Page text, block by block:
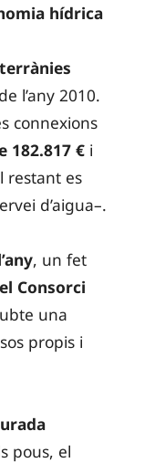
hídrica
l’any 2010.
connexions
182.817 € i
restant es
d’aigua–.
, un fet
Consorci
una
propis i
pous, el